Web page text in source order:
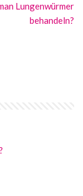
Lungenwürmer
behandeln?